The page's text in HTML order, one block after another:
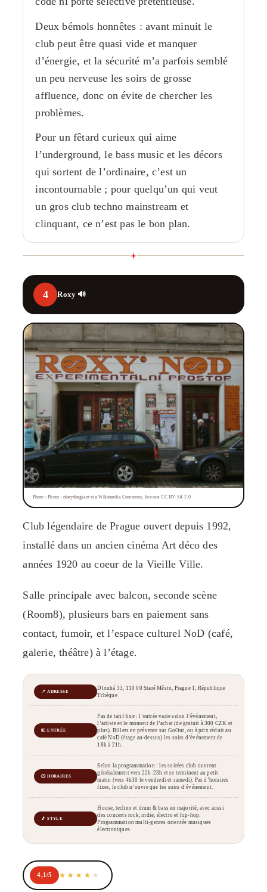
Deux bémols honnêtes : avant minuit le
club peut être quasi vide et manquer
d’énergie, et la sécurité m’a parfois semblé
un peu nerveuse les soirs de grosse
affluence, donc on évite de chercher les
problèmes.
Pour un fêtard curieux qui aime
l’underground, le bass music et les décors
qui sortent de l’ordinaire, c’est un
incontournable ; pour quelqu’un qui veut
un gros club techno mainstream et
clinquant, ce n’est pas le bon plan.
4 Roxy 🔊
Photo : Photo : obeythegiant via Wikimedia Commons, licence CC BY-SA 2.0
Club légendaire de Prague ouvert depuis 1992,
installé dans un ancien cinéma Art déco des
années 1920 au coeur de la Vieille Ville.
Salle principale avec balcon, seconde scène
(Room8), plusieurs bars en paiement sans
contact, fumoir, et l’espace culturel NoD (café,
galerie, théâtre) à l’étage.
📍 ADRESSE
Dlouhá 33, 110 00 Staré Město, Prague 1, République
Tchèque
💶 ENTRÉE
Pas de tarif fixe : l’entrée varie selon l’événement,
l’artiste et le moment de l’achat (de gratuit à 300 CZK et
plus). Billets en prévente sur GoOut, ou à prix réduit au
café NoD (étage au-dessus) les soirs d’événement de
18h à 21h.
🕒 HORAIRES
Selon la programmation : les soirées club ouvrent
généralement vers 22h-23h et se terminent au petit
matin (vers 4h30 le vendredi et samedi). Pas d’horaires
fixes, le club n’ouvre que les soirs d’événement.
🎵 STYLE
House, techno et drum & bass en majorité, avec aussi
des concerts rock, indie, électro et hip-hop.
Programmation multi-genres orientée musiques
électroniques.
4,1/5